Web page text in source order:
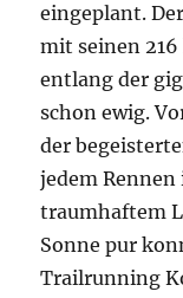
eingeplant.
mit seinen
entlang der
schon ewig.
der
jedem
traumhaftem
Sonne pur
Trailrunning